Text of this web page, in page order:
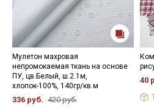
Мулетон махровая
непромокаемая ткань на основе
ПУ, цв.Белый, ш.2.1м,
хлопок-100%, 140гр/кв.м
336 руб. 420 руб.
40